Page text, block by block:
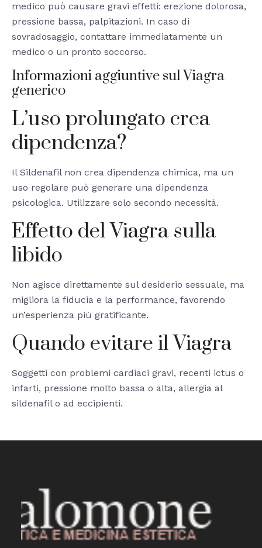
medico può causare gravi effetti: erezione dolorosa,
pressione bassa, palpitazioni. In caso di
sovradosaggio, contattare immediatamente un
medico o un pronto soccorso.
Informazioni aggiuntive sul Viagra
generico
L’uso prolungato crea
dipendenza?
Il Sildenafil non crea dipendenza chimica, ma un
uso regolare può generare una dipendenza
psicologica. Utilizzare solo secondo necessità.
Effetto del Viagra sulla
libido
Non agisce direttamente sul desiderio sessuale, ma
migliora la fiducia e la performance, favorendo
un’esperienza più gratificante.
Quando evitare il Viagra
Soggetti con problemi cardiaci gravi, recenti ictus o
infarti, pressione molto bassa o alta, allergia al
sildenafil o ad eccipienti.